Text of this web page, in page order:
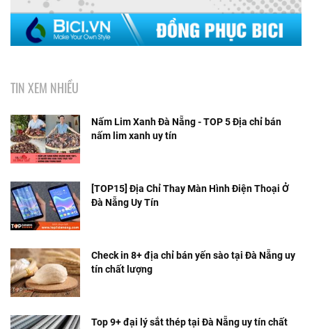
TIN XEM NHIỀU
Nấm Lim Xanh Đà Nẵng - TOP 5 Địa chỉ bán
nấm lim xanh uy tín
[TOP15] Địa Chỉ Thay Màn Hình Điện Thoại Ở
Đà Nẵng Uy Tín
Check in 8+ địa chỉ bán yến sào tại Đà Nẵng uy
tín chất lượng
Top 9+ đại lý sắt thép tại Đà Nẵng uy tín chất